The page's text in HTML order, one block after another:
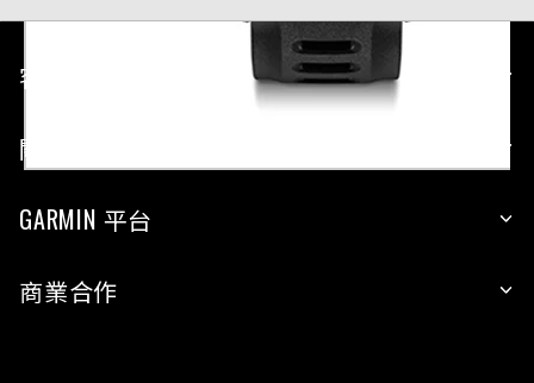
客戶服務
關於 GARMIN
GARMIN 平台
商業合作